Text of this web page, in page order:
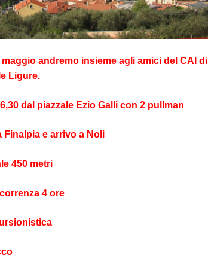
maggio andremo insieme agli amici del CAI di
Ligure.
dal piazzale Ezio Galli con 2 pullman
Finalpia e arrivo a Noli
450 metri
4 ore